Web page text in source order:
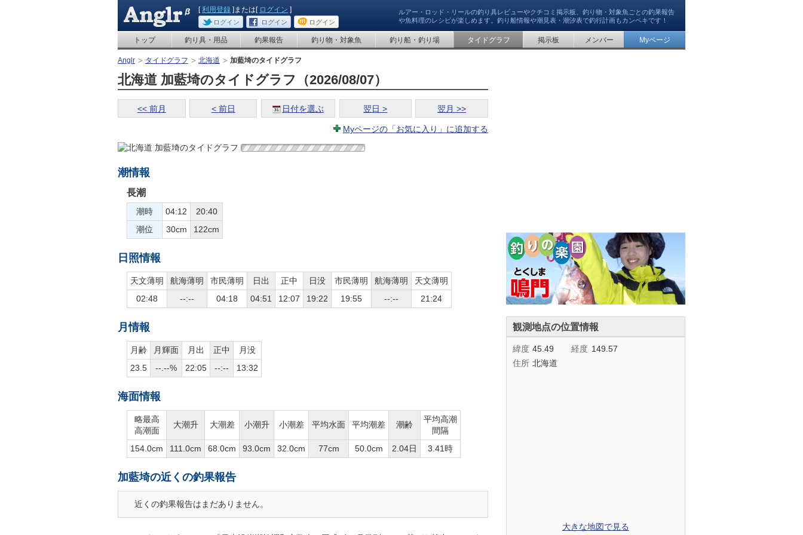
ルアー・ロッド・リールの釣り具レビューやクチコミ掲示板、釣り物・対象魚ごとの釣果報告
や魚料理のレシピが楽しめます。釣り船情報や潮見表・潮汐表で釣行計画もカンペキです！
[利用登録 ]または[ ログイン ]
ログイン ログイン ログイン
トップ 釣り具・用品 釣果報告 釣り物・対象魚 釣り船・釣り場 タイドグラフ 掲示板 メンバー Myページ
Anglr タイドグラフ 北海道 加藍埼のタイドグラフ
北海道 加藍埼のタイドグラフ（2026/08/07）
<< 前月 < 前日 日付を選ぶ 翌月 >>
翌日 >
Myページの「お気に入り」に追加する
潮情報
長潮
潮時 04:12
20:40
潮位
30cm 122cm
日照情報
天文薄明 航海薄明 市民薄明 日出 正中 日没 市民薄明 航海薄明
天文薄明
02:48
--:-- 04:18 04:51 12:07 19:22 19:55 --:-- 21:24
月情報
月齢 月輝面 月出 正中
月没
23.5
--.--% 22:05 --:-- 13:32
海面情報
略最高
高潮面
大潮升 大潮差 小潮升 小潮差 平均水面 平均潮差 潮齢
平均高潮
間隔
154.0cm
111.0cm 68.0cm 93.0cm 32.0cm 77cm 50.0cm 2.04日 3.41時
加藍埼の近くの釣果報告
近くの釣果報告はまだありません。
観測地点の位置情報
緯度 45.49 経度 149.57
住所 北海道
大きな地図で見る